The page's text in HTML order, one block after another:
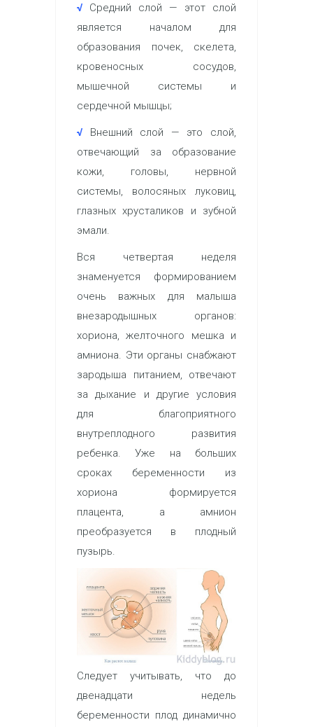
√ Средний слой — этот слой
является началом для
образования почек, скелета,
кровеносных сосудов,
мышечной системы и
сердечной мышцы;
√
Внешний слой — это слой,
отвечающий за образование
кожи, головы, нервной
системы, волосяных луковиц,
глазных хрусталиков и зубной
эмали.
Вся четвертая неделя
знаменуется формированием
очень важных для малыша
внезародышных органов:
хориона, желточного мешка и
амниона. Эти органы снабжают
зародыша питанием, отвечают
за дыхание и другие условия
для благоприятного
внутреплодного развития
ребенка. Уже на больших
сроках беременности из
хориона формируется
плацента, а амнион
преобразуется в плодный
пузырь.
Следует учитывать, что до
двенадцати недель
беременности плод динамично